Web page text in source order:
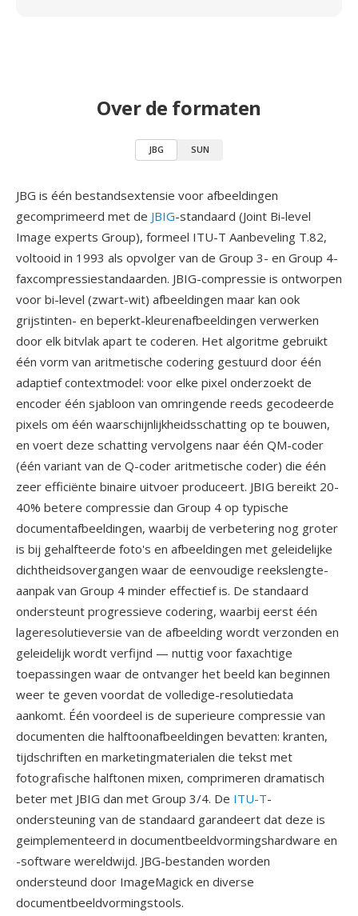
Over de formaten
JBG SUN
JBG is één bestandsextensie voor afbeeldingen
gecomprimeerd met de JBIG-standaard (Joint Bi-level
Image experts Group), formeel ITU-T Aanbeveling T.82,
voltooid in 1993 als opvolger van de Group 3- en Group 4-
faxcompressiestandaarden. JBIG-compressie is ontworpen
voor bi-level (zwart-wit) afbeeldingen maar kan ook
grijstinten- en beperkt-kleurenafbeeldingen verwerken
door elk bitvlak apart te coderen. Het algoritme gebruikt
één vorm van aritmetische codering gestuurd door één
adaptief contextmodel: voor elke pixel onderzoekt de
encoder één sjabloon van omringende reeds gecodeerde
pixels om één waarschijnlijkheidsschatting op te bouwen,
en voert deze schatting vervolgens naar één QM-coder
(één variant van de Q-coder aritmetische coder) die één
zeer efficiënte binaire uitvoer produceert. JBIG bereikt 20-
40% betere compressie dan Group 4 op typische
documentafbeeldingen, waarbij de verbetering nog groter
is bij gehalfteerde foto's en afbeeldingen met geleidelijke
dichtheidsovergangen waar de eenvoudige reekslengte-
aanpak van Group 4 minder effectief is. De standaard
ondersteunt progressieve codering, waarbij eerst één
lageresolutieversie van de afbeelding wordt verzonden en
geleidelijk wordt verfijnd — nuttig voor faxachtige
toepassingen waar de ontvanger het beeld kan beginnen
weer te geven voordat de volledige-resolutiedata
aankomt. Één voordeel is de superieure compressie van
documenten die halftoonafbeeldingen bevatten: kranten,
tijdschriften en marketingmaterialen die tekst met
fotografische halftonen mixen, comprimeren dramatisch
beter met JBIG dan met Group 3/4. De ITU-T-
ondersteuning van de standaard garandeert dat deze is
geimplementeerd in documentbeeldvormingshardware en
-software wereldwijd. JBG-bestanden worden
ondersteund door ImageMagick en diverse
documentbeeldvormingstools.